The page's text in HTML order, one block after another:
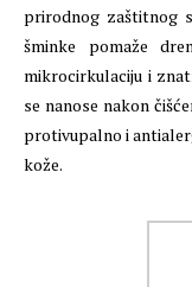
prirodnog zaštitnog
šminke pomaže
mikrocirkulaciju i
se nanose nakon
protivupalno i
kože.